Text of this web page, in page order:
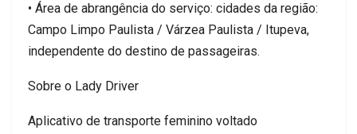
• Área de abrangência do serviço: cidades da região:
Campo Limpo Paulista / Várzea Paulista / Itupeva,
independente do destino de passageiras.
Sobre o Lady Driver
Aplicativo de transporte feminino voltado